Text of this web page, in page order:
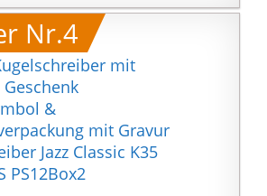
robusten, federnd
gelagerten Clip und ein
ergonomisch
ausbalanciertes
Gewicht
KOMFORTABLE
DREHMECHANIK: Der
Metall-Kugelschreiber
verfügt über eine
Nr.4
mit
&
mit Gravur
Jazz Classic K35
PS12Box2